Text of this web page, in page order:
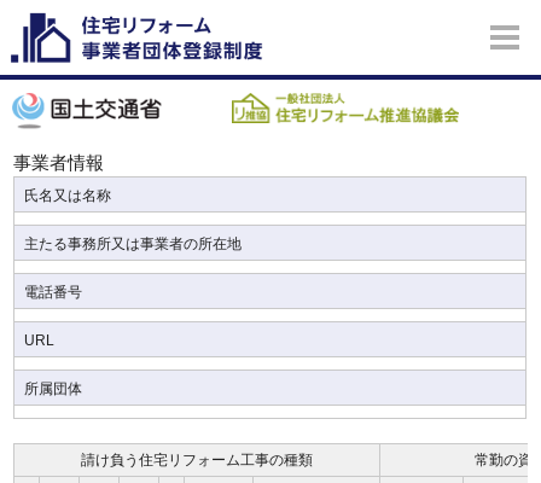
事業者情報
氏名又は名称
主たる事務所又は事業者の所在地
電話番号
URL
所属団体
請け負う住宅リフォーム工事の種類 常勤の資